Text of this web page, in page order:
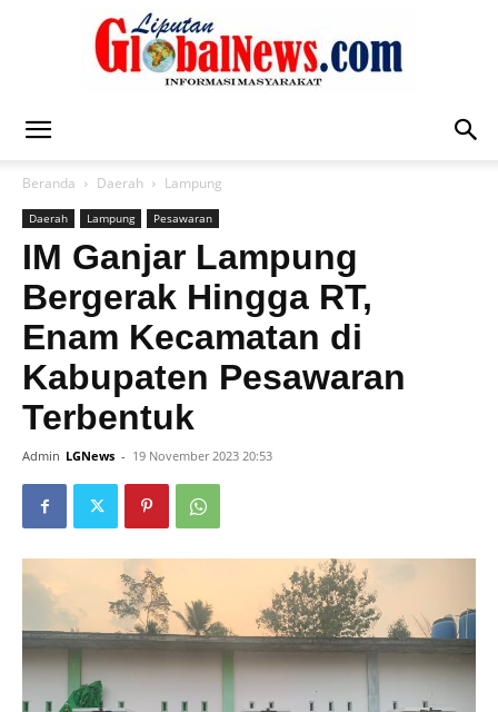
News
Beranda Daerah Lampung
Daerah Lampung Pesawaran
IM Ganjar Lampung
Bergerak Hingga RT,
Enam Kecamatan di
Kabupaten Pesawaran
Terbentuk
Admin LGNews - 19 November 2023 20:53